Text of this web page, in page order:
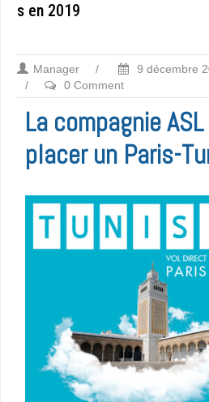
s en 2019
Manager / 9 décembre
/
0 Comment
La compagnie
placer un Paris-